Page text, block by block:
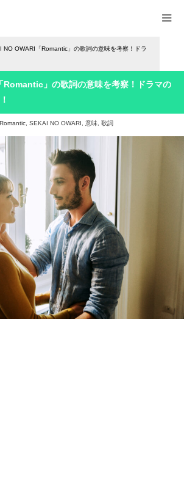
NO OWARI「Romantic」の歌詞の意味を考察！ドラ
Romantic」の歌詞の意味を考察！ドラマの
Romantic SEKAI NO OWARI 意味 歌詞